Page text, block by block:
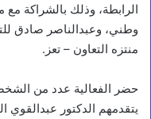
الرابطة، وذلك بالشراكة مع
وطني، وعبدالناصر صادق
منتزه التعاون – تعز.
حضر الفعالية عدد من
يتقدمهم الدكتور عبدالقوي